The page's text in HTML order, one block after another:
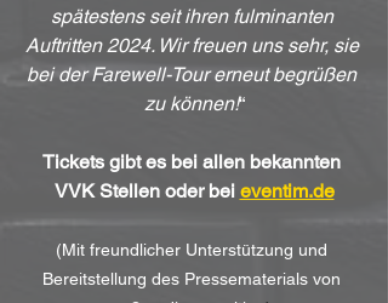
spätestens seit ihren fulminanten
Auftritten 2024. Wir freuen uns sehr, sie
bei der Farewell-Tour erneut begrüßen
zu können!“
Tickets gibt es bei allen bekannten
VVK Stellen oder bei eventim.de
(Mit freundlicher Unterstützung und
Bereitstellung des Pressematerials von